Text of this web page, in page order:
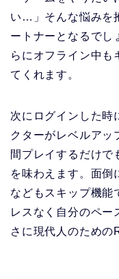
い…」そんな悩みを
ートナーとなるでし
らにオフライン中も
てくれます。
次にログインした時
クターがレベルアッ
間プレイするだけで
を味わえます。面倒
などもスキップ機能
レスなく自分のペー
さに現代人のための